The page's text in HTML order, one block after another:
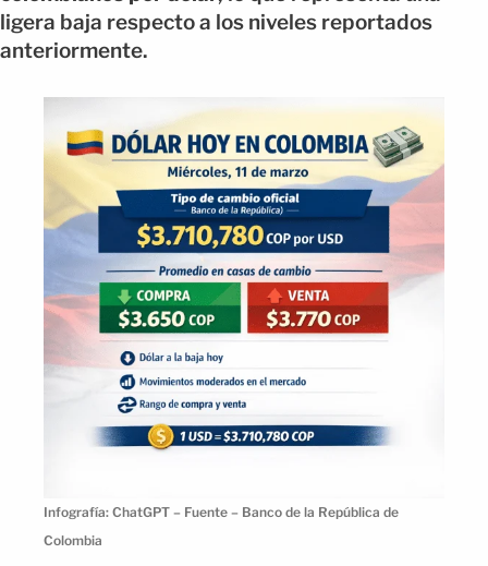
ligera baja respecto a los niveles reportados
anteriormente.
Infografía: ChatGPT – Fuente – Banco de la República de
Colombia